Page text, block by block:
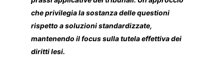
che privilegia la sostanza delle questioni
rispetto a soluzioni standardizzate,
mantenendo il focus sulla tutela effettiva dei
diritti lesi.